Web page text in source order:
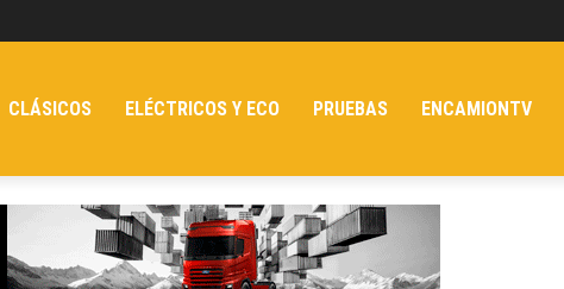
CLÁSICOS ELÉCTRICOS Y ECO PRUEBAS ENCAMIONTV